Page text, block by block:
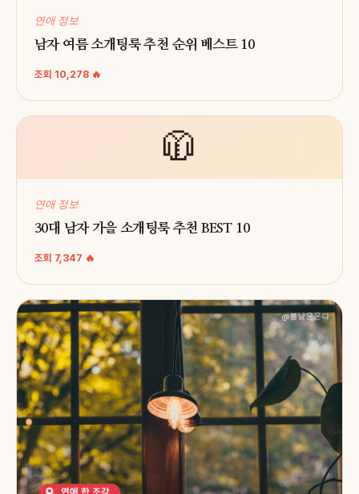
연애 정보
남자 여름 소개팅룩 추천 순위 베스트 10
조회 10,278 🔥
🧥
연애 정보
30대 남자 가을 소개팅룩 추천 BEST 10
조회 7,347 🔥